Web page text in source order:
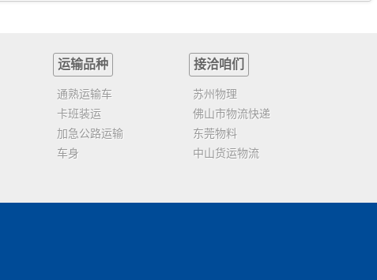
运输品种
通熟运输车
卡班装运
加急公路运输
车身
接洽咱们
苏州物理
佛山市物流快递
东莞物料
中山货运物流